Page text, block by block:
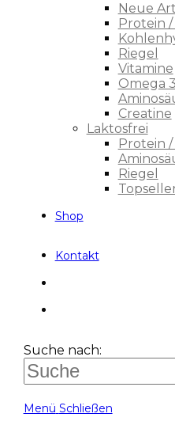
Neue
Protein /
Riegel
Vitamine
Omega 3
Creatine
Laktosfrei
Protein /
Riegel
Shop
Kontakt
Suche nach:
Menü Schließen